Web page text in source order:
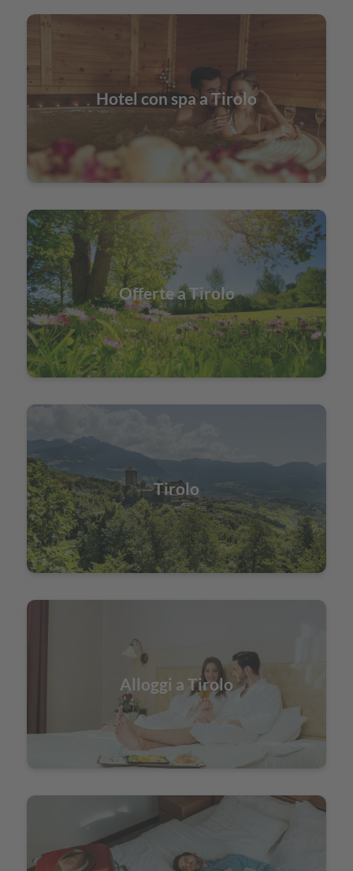
Hotel con spa a Tirolo
Offerte a Tirolo
Tirolo
Alloggi a Tirolo